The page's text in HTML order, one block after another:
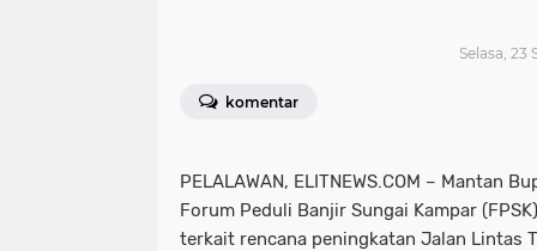
Selasa, 23
komentar
PELALAWAN, ELITNEWS.COM – Mantan
Forum Peduli Banjir Sungai Kampar
terkait rencana peningkatan Jalan Lintas